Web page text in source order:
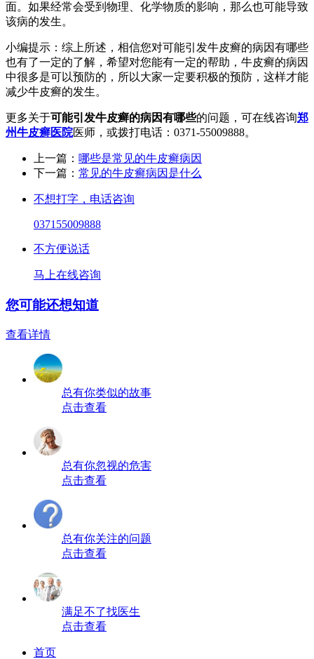
面。如果经常会受到物理、化学物质的影响，那么也可能导致
该病的发生。
小编提示：综上所述，相信您对可能引发牛皮癣的病因有哪些
也有了一定的了解，希望对您能有一定的帮助，牛皮癣的病因
中很多是可以预防的，所以大家一定要积极的预防，这样才能
减少牛皮癣的发生。
更多关于可能引发牛皮癣的病因有哪些的问题，可在线咨询郑
州牛皮癣医院医师，或拨打电话：0371-55009888。
上一篇： 哪些是常见的牛皮癣病因
下一篇： 常见的牛皮癣病因是什么
不想打字，电话咨询
037155009888
不方便说话
马上在线咨询
您可能还想知道
查看详情
总有你类似的故事
点击查看
总有你忽视的危害
点击查看
总有你关注的问题
点击查看
满足不了找医生
点击查看
首页